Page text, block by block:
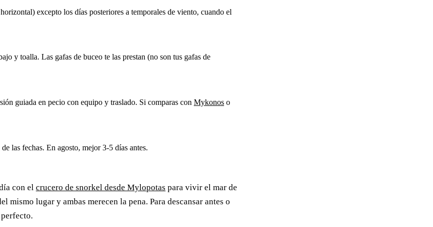
excepto los días posteriores a temporales de viento, cuando el
y toalla. Las gafas de buceo te las prestan (no son tus gafas de
guiada en pecio con equipo y traslado. Si comparas con Mykonos o
las fechas. En agosto, mejor 3-5 días antes.
con el crucero de snorkel desde Mylopotas para vivir el mar de
lugar y ambas merecen la pena. Para descansar antes o